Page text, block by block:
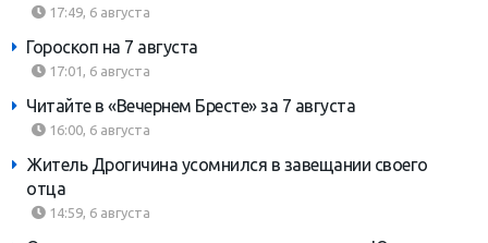
17:49, 6 августа
Гороскоп на 7 августа
17:01, 6 августа
Читайте в «Вечернем Бресте» за 7 августа
16:00, 6 августа
Житель Дрогичина усомнился в завещании своего
отца
14:59, 6 августа